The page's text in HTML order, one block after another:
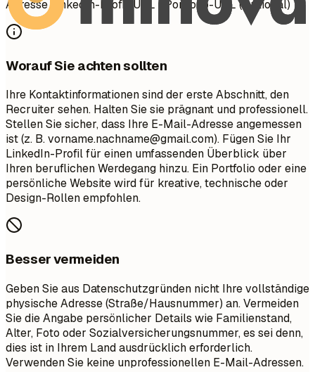
Adresse LinkedIn-Profil-URL | Portfolio-URL (Optional)
Worauf Sie achten sollten
Ihre Kontaktinformationen sind der erste Abschnitt, den
Recruiter sehen. Halten Sie sie prägnant und professionell.
Stellen Sie sicher, dass Ihre E-Mail-Adresse angemessen
ist (z. B.vorname.nachname@gmail.com). Fügen Sie Ihr
LinkedIn-Profil für einen umfassenden Überblick über
Ihren beruflichen Werdegang hinzu. Ein Portfolio oder eine
persönliche Website wird für kreative, technische oder
Design-Rollen empfohlen.
Besser vermeiden
Geben Sie aus Datenschutzgründen nicht Ihre vollständige
physische Adresse (Straße/Hausnummer) an. Vermeiden
Sie die Angabe persönlicher Details wie Familienstand,
Alter, Foto oder Sozialversicherungsnummer, es sei denn,
dies ist in Ihrem Land ausdrücklich erforderlich.
Verwenden Sie keine unprofessionellen E-Mail-Adressen.